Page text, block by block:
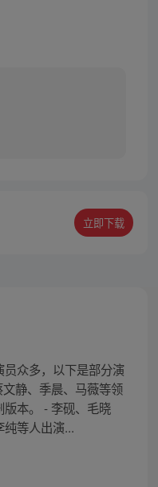
立即下载
员众多，以下是部分演
静、季晨、马薇等领
本。 - 李砚、毛晓
等人出演...